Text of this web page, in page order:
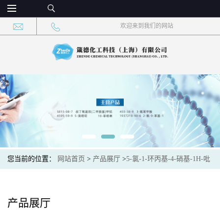
欢迎来到我们的网站
您当前的位置： 网站首页 > 产品展厅 >5-氯-1-环丙基-4-硝基-1H-吡
产品展厅